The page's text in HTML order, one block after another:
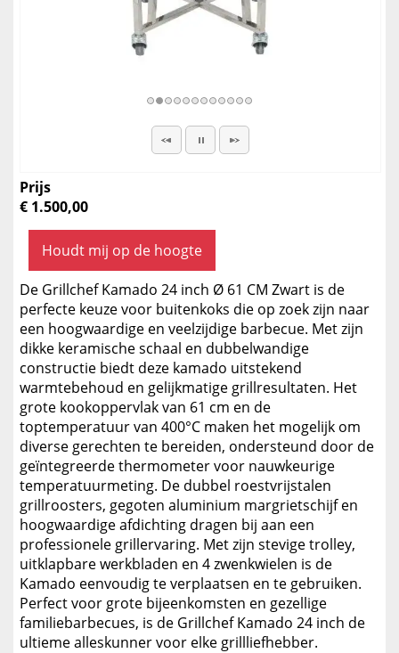
Prijs
€ 1.500,00
Houdt mij op de hoogte
De Grillchef Kamado 24 inch Ø 61 CM Zwart is de
perfecte keuze voor buitenkoks die op zoek zijn naar
een hoogwaardige en veelzijdige barbecue. Met zijn
dikke keramische schaal en dubbelwandige
constructie biedt deze kamado uitstekend
warmtebehoud en gelijkmatige grillresultaten. Het
grote kookoppervlak van 61 cm en de
toptemperatuur van 400°C maken het mogelijk om
diverse gerechten te bereiden, ondersteund door de
geïntegreerde thermometer voor nauwkeurige
temperatuurmeting. De dubbel roestvrijstalen
grillroosters, gegoten aluminium margrietschijf en
hoogwaardige afdichting dragen bij aan een
professionele grillervaring. Met zijn stevige trolley,
uitklapbare werkbladen en 4 zwenkwielen is de
Kamado eenvoudig te verplaatsen en te gebruiken.
Perfect voor grote bijeenkomsten en gezellige
familiebarbecues, is de Grillchef Kamado 24 inch de
ultieme alleskunner voor elke grillliefhebber.